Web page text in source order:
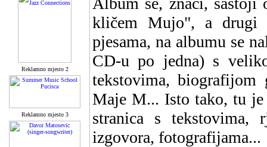
Reklamno mjesto 2
Reklamno mjesto 3
kličem Mujo", a drugi
pjesama, na albumu se
CD-u po jedna) s
tekstovima, biografijom
Maje M... Isto tako, tu
stranica s tekstovima,
izgovora, fotografijama...